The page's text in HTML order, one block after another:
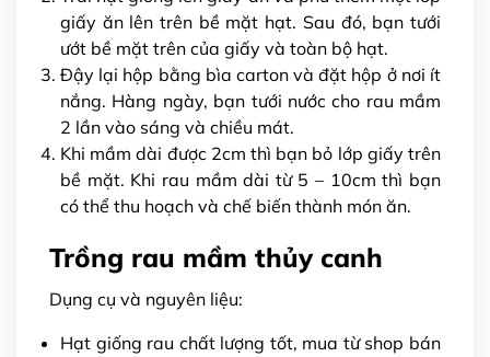
giấy ăn lên trên bề mặt hạt. Sau đó, bạn tưới
ướt bề mặt trên của giấy và toàn bộ hạt.
Đậy lại hộp bằng bìa carton và đặt hộp ở nơi ít
nắng. Hàng ngày, bạn tưới nước cho rau mầm
2 lần vào sáng và chiều mát.
Khi mầm dài được 2cm thì bạn bỏ lớp giấy trên
bề mặt. Khi rau mầm dài từ 5 – 10cm thì bạn
có thể thu hoạch và chế biến thành món ăn.
Trồng rau mầm thủy canh
Dụng cụ và nguyên liệu:
Hạt giống rau chất lượng tốt, mua từ shop bán